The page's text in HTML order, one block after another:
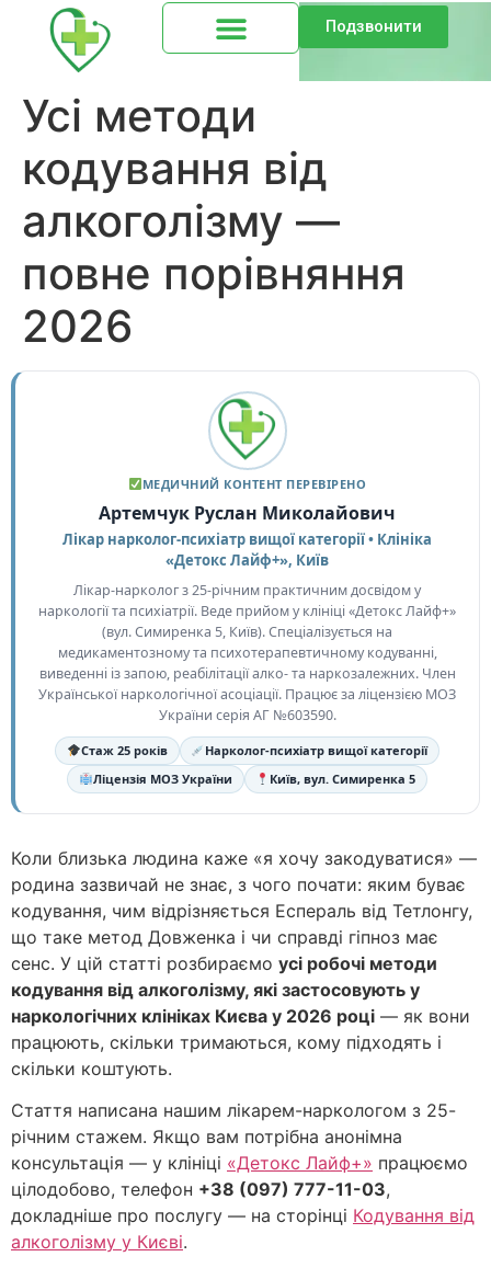
Подзвонити
Усі методи
кодування від
алкоголізму —
повне порівняння
2026
МЕДИЧНИЙ КОНТЕНТ ПЕРЕВІРЕНО
Артемчук Руслан Миколайович
Лікар нарколог-психіатр вищої категорії • Клініка
«Детокс Лайф+», Київ
Лікар-нарколог з 25-річним практичним досвідом у
наркології та психіатрії. Веде прийом у клініці «Детокс Лайф+»
(вул. Симиренка 5, Київ). Спеціалізується на
медикаментозному та психотерапевтичному кодуванні,
виведенні із запою, реабілітації алко- та наркозалежних. Член
Української наркологічної асоціації. Працює за ліцензією МОЗ
України серія АГ №603590.
Стаж 25 років
Нарколог-психіатр вищої категорії
Ліцензія МОЗ України
Київ, вул. Симиренка 5
Коли близька людина каже «я хочу закодуватися» —
родина зазвичай не знає, з чого почати: яким буває
кодування, чим відрізняється Еспераль від Тетлонгу,
що таке метод Довженка і чи справді гіпноз має
сенс. У цій статті розбираємо усі робочі методи
кодування від алкоголізму, які застосовують у
наркологічних клініках Києва у 2026 році — як вони
працюють, скільки тримаються, кому підходять і
скільки коштують.
Стаття написана нашим лікарем-наркологом з 25-
річним стажем. Якщо вам потрібна анонімна
консультація — у клініці «Детокс Лайф+» працюємо
цілодобово, телефон +38 (097) 777-11-03,
докладніше про послугу — на сторінці Кодування від
алкоголізму у Києві.